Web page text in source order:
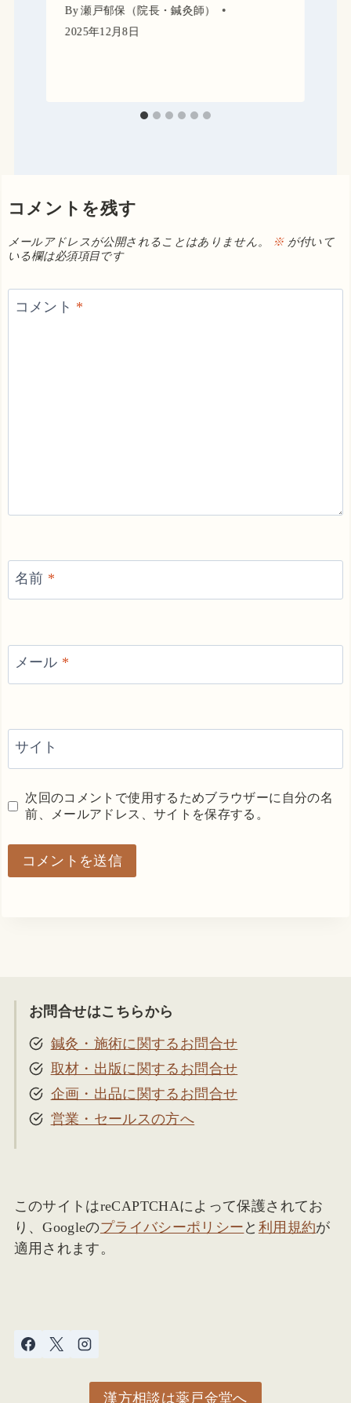
By瀬戸郁保（院長・鍼灸師）
2025年12月8日
コメントを残す
メールアドレスが公開されることはありません。 ※が付いて
いる欄は必須項目です
コメント *
名前 *
メール *
サイト
次回のコメントで使用するためブラウザーに自分の名
前、メールアドレス、サイトを保存する。
お問合せはこちらから
鍼灸・施術に関するお問合せ
取材・出版に関するお問合せ
企画・出品に関するお問合せ
営業・セールスの方へ
このサイトはreCAPTCHAによって保護されてお
り、Googleのプライバシーポリシー と 利用規約が
適用されます。
漢方相談は薬戸金堂へ